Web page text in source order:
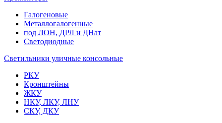
Галогеновые
Металлогалогенные
под ЛОН, ДРЛ и ДНат
Светодиодные
Светильники уличные консольные
РКУ
Кронштейны
ЖКУ
НКУ, ЛКУ, ЛНУ
СКУ, ДКУ